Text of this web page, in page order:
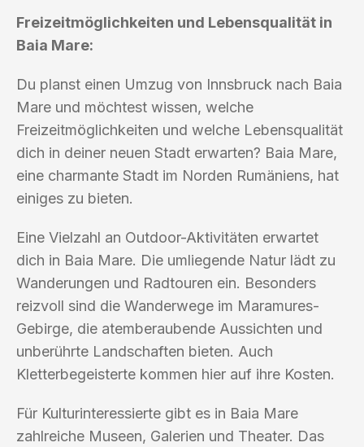
Freizeitmöglichkeiten und Lebensqualität in
Baia Mare:
Du planst einen Umzug von Innsbruck nach Baia
Mare und möchtest wissen, welche
Freizeitmöglichkeiten und welche Lebensqualität
dich in deiner neuen Stadt erwarten? Baia Mare,
eine charmante Stadt im Norden Rumäniens, hat
einiges zu bieten.
Eine Vielzahl an Outdoor-Aktivitäten erwartet
dich in Baia Mare. Die umliegende Natur lädt zu
Wanderungen und Radtouren ein. Besonders
reizvoll sind die Wanderwege im Maramures-
Gebirge, die atemberaubende Aussichten und
unberührte Landschaften bieten. Auch
Kletterbegeisterte kommen hier auf ihre Kosten.
Für Kulturinteressierte gibt es in Baia Mare
zahlreiche Museen, Galerien und Theater. Das